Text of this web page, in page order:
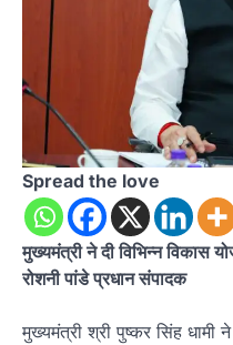
Spread the love
मुख्यमंत्री ने दी विभिन्न विकास
रोशनी पांडे प्रधान संपादक
मुख्यमंत्री श्री पुष्कर सिंह